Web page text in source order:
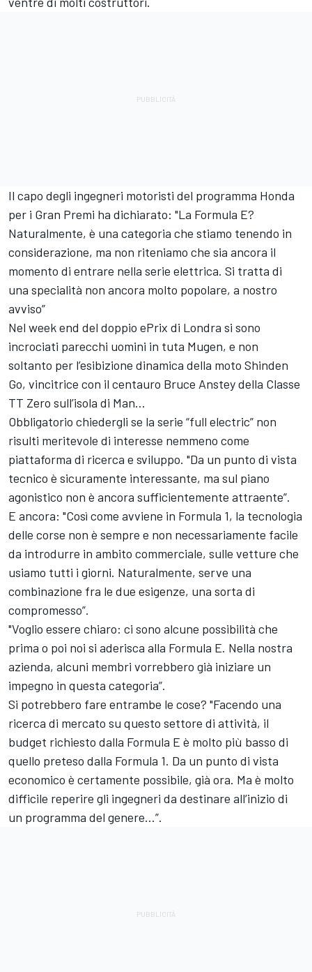
Il capo degli ingegneri motoristi del programma Honda
per i Gran Premi ha dichiarato: "La Formula E?
Naturalmente, è una categoria che stiamo tenendo in
considerazione, ma non riteniamo che sia ancora il
momento di entrare nella serie elettrica. Si tratta di
una specialità non ancora molto popolare, a nostro
avviso”
Nel week end del doppio ePrix di Londra si sono
incrociati parecchi uomini in tuta Mugen, e non
soltanto per l’esibizione dinamica della moto Shinden
Go, vincitrice con il centauro Bruce Anstey della Classe
TT Zero sull’isola di Man...
Obbligatorio chiedergli se la serie “full electric” non
risulti meritevole di interesse nemmeno come
piattaforma di ricerca e sviluppo. "Da un punto di vista
tecnico è sicuramente interessante, ma sul piano
agonistico non è ancora sufficientemente attraente”.
E ancora: "Così come avviene in Formula 1, la tecnologia
delle corse non è sempre e non necessariamente facile
da introdurre in ambito commerciale, sulle vetture che
usiamo tutti i giorni. Naturalmente, serve una
combinazione fra le due esigenze, una sorta di
compromesso”.
"Voglio essere chiaro: ci sono alcune possibilità che
prima o poi noi si aderisca alla Formula E. Nella nostra
azienda, alcuni membri vorrebbero già iniziare un
impegno in questa categoria”.
Si potrebbero fare entrambe le cose? "Facendo una
ricerca di mercato su questo settore di attività, il
budget richiesto dalla Formula E è molto più basso di
quello preteso dalla Formula 1. Da un punto di vista
economico è certamente possibile, già ora. Ma è molto
difficile reperire gli ingegneri da destinare all’inizio di
un programma del genere...”.